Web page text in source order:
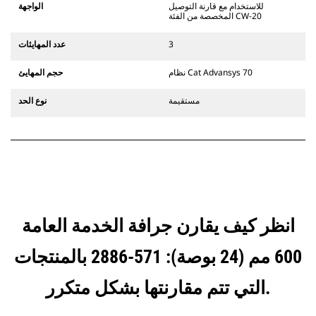
الثابتة. تتميز قارنات التوصيل المخصصة
الواجهة
للاستخدام مع قارنة التوصيل
المخصصة من الفئة CW-20
عدد المهايئات 3
حجم المهايئ نظام Cat Advansys 70
نوع الحد مستقيمة
انظر كيف يقارن جرافة الخدمة العامة
600 مم (24 بوصة): 571-2886 بالمنتجات
التي تتم مقارنتها بشكل متكرر.